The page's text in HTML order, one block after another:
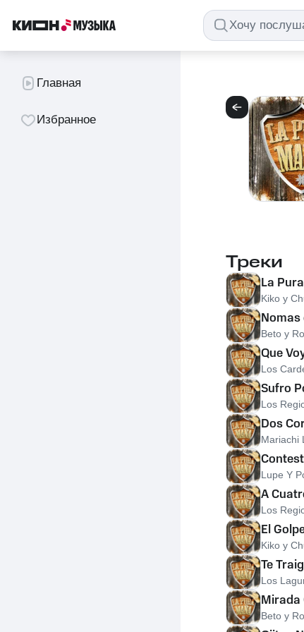
Главная
Избранное
Треки
La
Kiko y
Nomas
Beto y
Que
Los
Sufro
Los
Dos
Mariachi
Lupe Y
A
Los
El
Kiko y
Te
Los
Mirada
Beto y